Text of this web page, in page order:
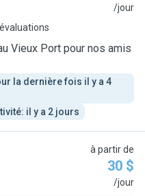
/jour
Vieux Port pour nos amis
la dernière fois il y a 4
il y a 2 jours
à partir de
30 $
/jour